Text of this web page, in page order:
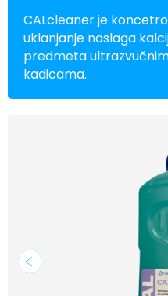
CALcleaner je
uklanjanje naslaga
predmeta
kadicama.